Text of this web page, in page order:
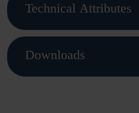
Technical Attributes
Downloads